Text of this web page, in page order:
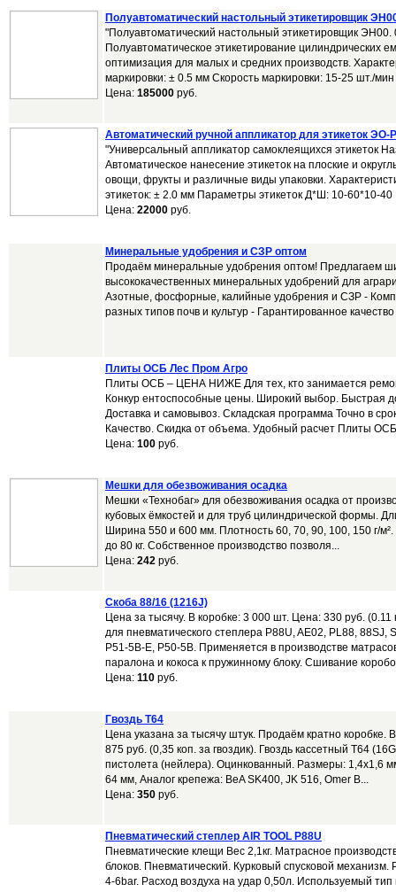
Полуавтоматический настольный этикетировщик
"Полуавтоматический настольный этикетировщик
Полуавтоматическое этикетирование цилиндрических
оптимизация для малых и средних производств.
маркировки: ± 0.5 мм Скорость маркировки: 15-25 шт./
Цена: 185000 руб.
Автоматический ручной аппликатор для этикеток ЭО-
"Универсальный аппликатор самоклеящихся этикеток
Автоматическое нанесение этикеток на плоские и
овощи, фрукты и различные виды упаковки.
этикеток: ± 2.0 мм Параметры этикеток Д*Ш: 10-60*10-
Цена: 22000 руб.
Минеральные удобрения и СЗР оптом
Продаём минеральные удобрения оптом! Предлагаем
высококачественных минеральных удобрений для
Азотные, фосфорные, калийные удобрения и СЗР -
разных типов почв и культур - Гарантированное качество
Плиты ОСБ Лес Пром Агро
Плиты ОСБ – ЦЕНА НИЖЕ Для тех, кто занимается
Конкур ентоспособные цены. Широкий выбор. Быстрая
Доставка и самовывоз. Складская программа Точно в
Качество. Скидка от объема. Удобный расчет Плиты
Цена: 100 руб.
Мешки для обезвоживания осадка
Мешки «Технобаг» для обезвоживания осадка от
кубовых ёмкостей и для труб цилиндрической формы.
Ширина 550 и 600 мм. Плотность 60, 70, 90, 100, 150 г/
до 80 кг. Собственное производство позволя...
Цена: 242 руб.
Скоба 88/16 (1216J)
Цена за тысячу. В коробке: 3 000 шт. Цена: 330 руб. (0.11
для пневматического степлера P88U, AE02, PL88, 88SJ,
P51-5B-E, P50-5B. Применяется в производстве
паралона и кокоса к пружинному блоку. Сшивание
Цена: 110 руб.
Гвоздь T64
Цена указана за тысячу штук. Продаём кратно коробке.
875 руб. (0,35 коп. за гвоздик). Гвоздь кассетный T64
пистолета (нейлера). Оцинкованный. Размеры: 1,4х1,6
64 мм, Аналог крепежа: BeA SK400, JK 516, Omer B...
Цена: 350 руб.
Пневматический степлер AIR TOOL P88U
Пневматические клещи Вес 2,1кг. Матрасное
блоков. Пневматический. Курковый спусковой
4-6bar. Расход воздуха на удар 0,50л. Используемый